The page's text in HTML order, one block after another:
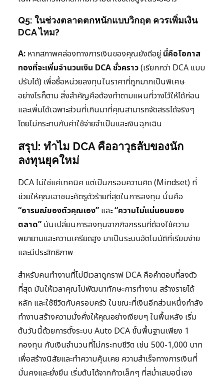
Q5: ในช่วงตลาดตกหนักแบบวิกฤต ควรเพิ่มเงิน
DCA ไหม?
A: หากสภาพคล่องทางการเงินของคุณยังดีอยู่นี่คือโอกาส
ทองที่จะเพิ่มจำนวนเงิน DCA ชั่วคราว(เรียกกว่า DCA แบบ
ปรับได้) เพื่อซื้อหน่วยลงทุนในราคาที่ถูกมากเป็นพิเศษ
อย่างไรก็ตาม สิ่งสำคัญคือต้องทำตามแผนที่วางไว้ให้ได้ก่อน
และเพิ่มได้เฉพาะส่วนที่เกินมาที่คุณสามารถจัดสรรได้จริงๆ
โดยไม่กระทบกับค่าใช้จ่ายจำเป็นและเงินฉุกเฉิน
สรุป: ทำไม DCA คืออาวุธลับของนัก
ลงทุนยุคใหม่
DCA ไม่ใช่แค่เทคนิค แต่เป็นกรอบความคิด (Mindset) ที่
ช่วยให้คุณเอาชนะศัตรูตัวร้ายที่สุดในการลงทุน นั่นคือ
“อารมณ์ของตัวคุณเอง” และ“ความไม่แน่นอนของ
ตลาด” มันเปลี่ยนการลงทุนจากกิจกรรมที่ต้องใช้ความ
พยายามและความเครียดสูง มาเป็นระบบอัตโนมัติที่เรียบง่าย
และมีประสิทธิภาพ
สำหรับคนทำงานที่ไม่มีเวลาดูกราฟ DCA คือคำตอบที่ลงตัว
ที่สุด มันให้เวลาคุณไปพัฒนาทักษะการทำงาน สร้างรายได้
หลัก และใช้ชีวิตกับครอบครัว ในขณะที่เงินอีกส่วนหนึ่งกำลัง
ทำงานสร้างความมั่งคั่งให้คุณอย่างเงียบๆ ในพื้นหลัง เริ่ม
ต้นวันนี้ด้วยการตั้งระบบ Auto DCA ขั้นพื้นฐานเพียง 1
กองทุน กับเงินจำนวนที่ไม่กระทบชีวิต เช่น 500-1,000 บาท
เพื่อสร้างนิสัยและทำความคุ้นเคย ความสำเร็จทางการเงินที่
มั่นคงและยั่งยืน เริ่มต้นได้จากก้าวเล็กๆ ที่สม่ำเสมอนี่เอง